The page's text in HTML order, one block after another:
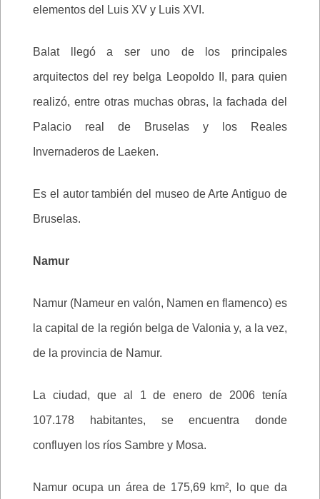
elementos del Luis XV y Luis XVI.
Balat llegó a ser uno de los principales
arquitectos del rey belga Leopoldo II, para quien
realizó, entre otras muchas obras, la fachada del
Palacio real de Bruselas y los Reales
Invernaderos de Laeken.
Es el autor también del museo de Arte Antiguo de
Bruselas.
Namur
Namur (Nameur en valón, Namen en flamenco) es
la capital de la región belga de Valonia y, a la vez,
de la provincia de Namur.
La ciudad, que al 1 de enero de 2006 tenía
107.178 habitantes, se encuentra donde
confluyen los ríos Sambre y Mosa.
Namur ocupa un área de 175,69 km², lo que da